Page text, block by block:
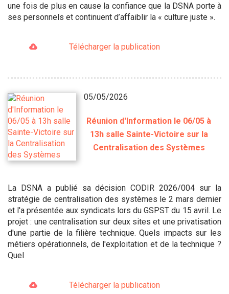
une fois de plus en cause la confiance que la DSNA porte à
ses personnels et continuent d’affaiblir la « culture juste ».
Télécharger la publication
05/05/2026
Réunion d'Information le 06/05 à
13h salle Sainte-Victoire sur la
Centralisation des Systèmes
La DSNA a publié sa décision CODIR 2026/004 sur la
stratégie de centralisation des systèmes le 2 mars dernier
et l'a présentée aux syndicats lors du GSPST du 15 avril. Le
projet : une centralisation sur deux sites et une privatisation
d'une partie de la filière technique. Quels impacts sur les
métiers opérationnels, de l'exploitation et de la technique ?
Quel
Télécharger la publication